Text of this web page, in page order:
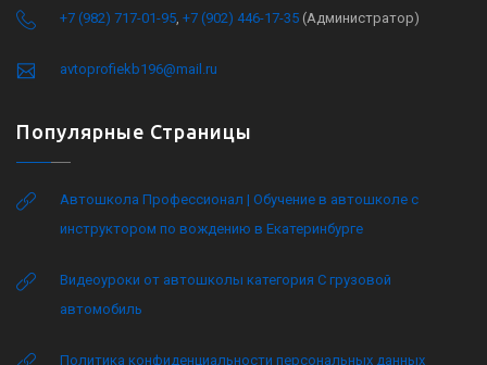
+7 (982) 717-01-95 +7 (902) 446-17-35 (Администратор)
avtoprofiekb196@mail.ru
Популярные Страницы
Автошкола Профессионал | Обучение в автошколе с
инструктором по вождению в Екатеринбурге
Видеоуроки от автошколы категория C грузовой
автомобиль
Политика конфиденциальности персональных данных